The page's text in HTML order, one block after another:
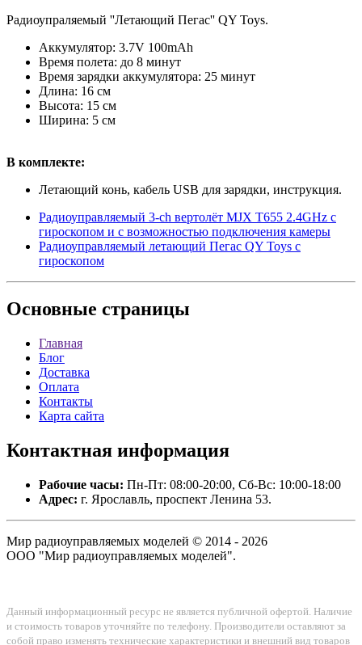
Радиоупраляемый ''Летающий Пегас'' QY Toys.
Аккумулятор: 3.7V 100mAh
Время полета: до 8 минут
Время зарядки аккумулятора: 25 минут
Длина: 16 см
Высота: 15 см
Ширина: 5 см
В комплекте:
Летающий конь, кабель USB для зарядки, инструкция.
Радиоуправляемый 3-ch вертолёт MJX T655 2.4GHz с
гироскопом и с возможностью подключения камеры
Радиоуправляемый летающий Пегас QY Toys с
гироскопом
Основные страницы
Главная
Блог
Доставка
Оплата
Контакты
Карта сайта
Контактная информация
Рабочие часы: Пн-Пт: 08:00-20:00, Сб-Вс: 10:00-18:00
Адрес: г. Ярославль, проспект Ленина 53.
Мир радиоуправляемых моделей © 2014 - 2026
ООО "Мир радиоуправляемых моделей".
Данный информационный ресурс не является публичной офертой. Наличие
и стоимость товаров уточняйте по телефону. Производители оставляют за
собой право изменять технические характеристики и внешний вид товаров